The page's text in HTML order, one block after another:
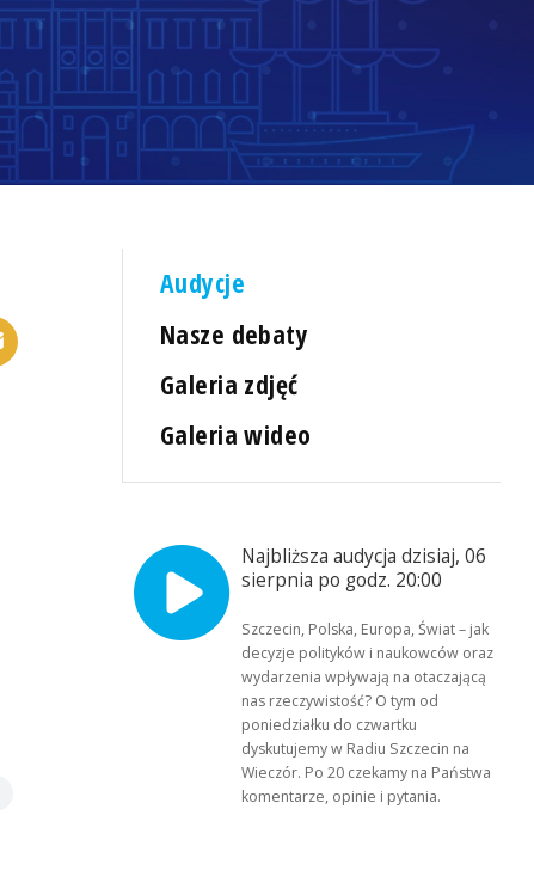
Audycje
Nasze debaty
Galeria zdjęć
Galeria wideo
Najbliższa audycja dzisiaj, 06
sierpnia po godz. 20:00
Szczecin, Polska, Europa, Świat – jak
decyzje polityków i naukowców oraz
wydarzenia wpływają na otaczającą
nas rzeczywistość? O tym od
poniedziałku do czwartku
dyskutujemy w Radiu Szczecin na
Wieczór. Po 20 czekamy na Państwa
komentarze, opinie i pytania.